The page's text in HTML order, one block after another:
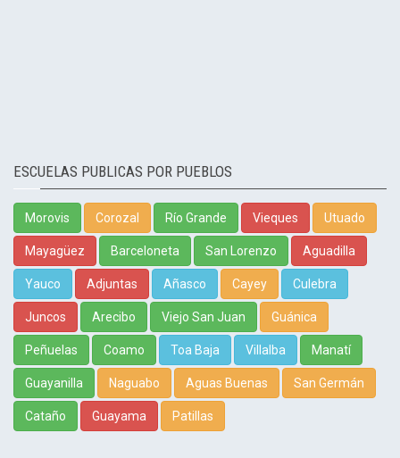
ESCUELAS PUBLICAS POR PUEBLOS
Morovis Corozal Río Grande Vieques Utuado
Mayagüez Barceloneta San Lorenzo Aguadilla
Yauco Adjuntas Añasco Cayey Culebra
Juncos Arecibo Viejo San Juan Guánica
Peñuelas Coamo Toa Baja Villalba Manatí
Guayanilla Naguabo Aguas Buenas San Germán
Cataño Guayama Patillas